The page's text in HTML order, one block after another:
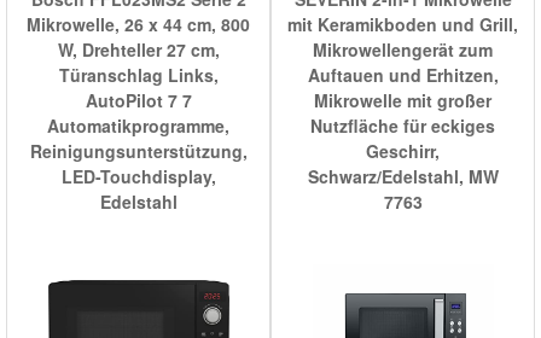
Mikrowelle, 26 x 44 cm, 800
W, Drehteller 27 cm,
Türanschlag Links,
AutoPilot 7 7
Automatikprogramme,
Reinigungsunterstützung,
LED-Touchdisplay,
Edelstahl
mit Keramikboden und Grill,
Mikrowellengerät zum
Auftauen und Erhitzen,
Mikrowelle mit großer
Nutzfläche für eckiges
Geschirr,
Schwarz/Edelstahl, MW
7763